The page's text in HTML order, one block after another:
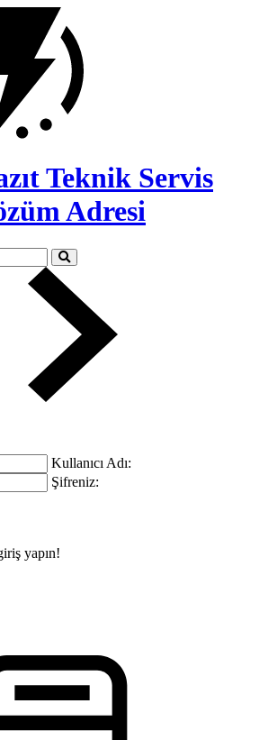
Teknik Servis
Adresi
Kullanıcı Adı:
Şifreniz:
yapın!